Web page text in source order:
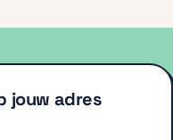
jouw adres